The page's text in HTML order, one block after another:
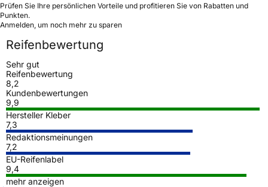
Prüfen Sie Ihre persönlichen Vorteile und profitieren Sie von Rabatten und
Punkten.
Anmelden, um noch mehr zu sparen
Reifenbewertung
Sehr gut
Reifenbewertung
8,2
Kundenbewertungen
9,9
Hersteller Kleber
7,3
Redaktionsmeinungen
7,2
EU-Reifenlabel
9,4
mehr anzeigen